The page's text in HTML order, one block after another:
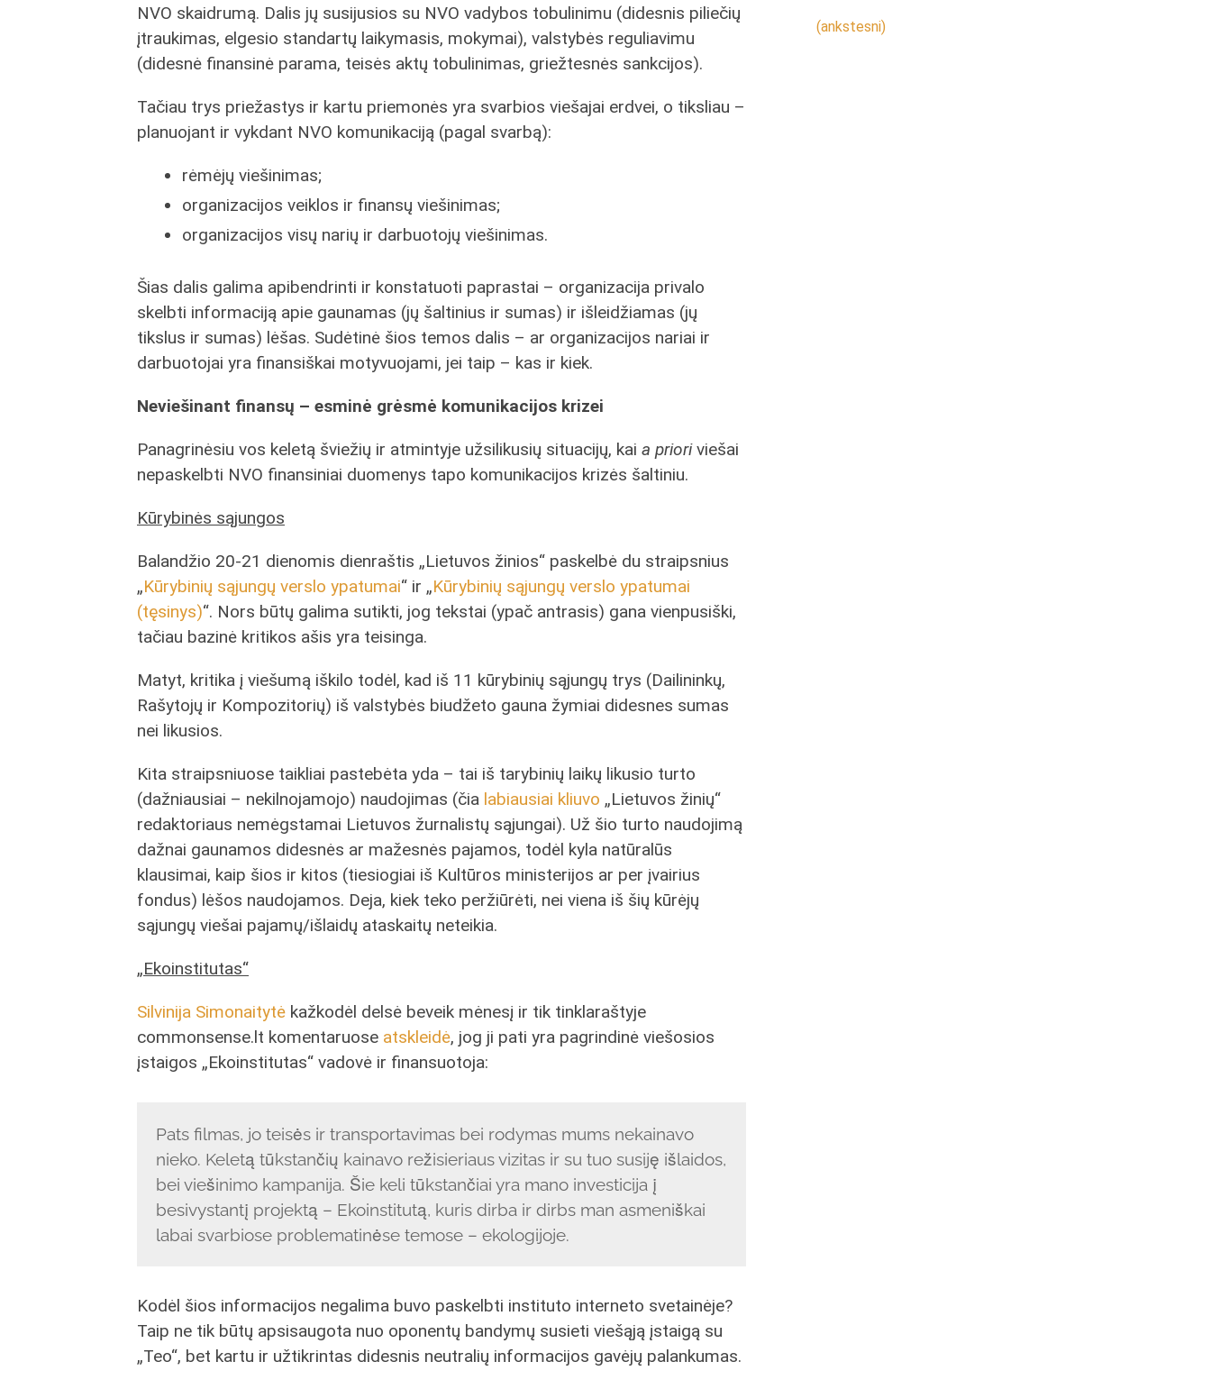
NVO skaidrumą. Dalis jų susijusios su NVO vadybos tobulinimu (didesnis piliečių
įtraukimas, elgesio standartų laikymasis, mokymai), valstybės reguliavimu
(didesnė finansinė parama, teisės aktų tobulinimas, griežtesnės sankcijos).
Tačiau trys priežastys ir kartu priemonės yra svarbios viešajai erdvei, o tiksliau –
planuojant ir vykdant NVO komunikaciją (pagal svarbą):
rėmėjų viešinimas;
organizacijos veiklos ir finansų viešinimas;
organizacijos visų narių ir darbuotojų viešinimas.
Šias dalis galima apibendrinti ir konstatuoti paprastai – organizacija privalo
skelbti informaciją apie gaunamas (jų šaltinius ir sumas) ir išleidžiamas (jų
tikslus ir sumas) lėšas. Sudėtinė šios temos dalis – ar organizacijos nariai ir
darbuotojai yra finansiškai motyvuojami, jei taip – kas ir kiek.
Neviešinant finansų – esminė grėsmė komunikacijos krizei
Panagrinėsiu vos keletą šviežių ir atmintyje užsilikusių situacijų, kai a prioriviešai
nepaskelbti NVO finansiniai duomenys tapo komunikacijos krizės šaltiniu.
Kūrybinės sąjungos
Balandžio 20-21 dienomis dienraštis „Lietuvos žinios“ paskelbė du straipsnius
„Kūrybinių sąjungų verslo ypatumai“ ir „Kūrybinių sąjungų verslo ypatumai
(tęsinys)“. Nors būtų galima sutikti, jog tekstai (ypač antrasis) gana vienpusiški,
tačiau bazinė kritikos ašis yra teisinga.
Matyt, kritika į viešumą iškilo todėl, kad iš 11 kūrybinių sąjungų trys (Dailininkų,
Rašytojų ir Kompozitorių) iš valstybės biudžeto gauna žymiai didesnes sumas
nei likusios.
Kita straipsniuose taikliai pastebėta yda – tai iš tarybinių laikų likusio turto
(dažniausiai – nekilnojamojo) naudojimas (čia labiausiai kliuvo „Lietuvos žinių“
redaktoriaus nemėgstamai Lietuvos žurnalistų sąjungai). Už šio turto naudojimą
dažnai gaunamos didesnės ar mažesnės pajamos, todėl kyla natūralūs
klausimai, kaip šios ir kitos (tiesiogiai iš Kultūros ministerijos ar per įvairius
fondus) lėšos naudojamos. Deja, kiek teko peržiūrėti, nei viena iš šių kūrėjų
sąjungų viešai pajamų/išlaidų ataskaitų neteikia.
„Ekoinstitutas“
Silvinija Simonaitytė kažkodėl delsė beveik mėnesį ir tik tinklaraštyje
commonsense.lt komentaruose atskleidė, jog ji pati yra pagrindinė viešosios
įstaigos „Ekoinstitutas“ vadovė ir finansuotoja:
Pats filmas, jo teisės ir transportavimas bei rodymas mums nekainavo
nieko. Keletą tūkstančių kainavo režisieriaus vizitas ir su tuo susiję išlaidos,
bei viešinimo kampanija. Šie keli tūkstančiai yra mano investicija į
besivystantį projektą – Ekoinstitutą, kuris dirba ir dirbs man asmeniškai
labai svarbiose problematinėse temose – ekologijoje.
Kodėl šios informacijos negalima buvo paskelbti instituto interneto svetainėje?
Taip ne tik būtų apsisaugota nuo oponentų bandymų susieti viešąją įstaigą su
„Teo“, bet kartu ir užtikrintas didesnis neutralių informacijos gavėjų palankumas.
(ankstesni)